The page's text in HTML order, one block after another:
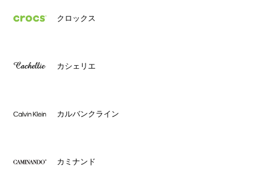
クロックス
カシェリエ
カルバンクライン
カミナンド